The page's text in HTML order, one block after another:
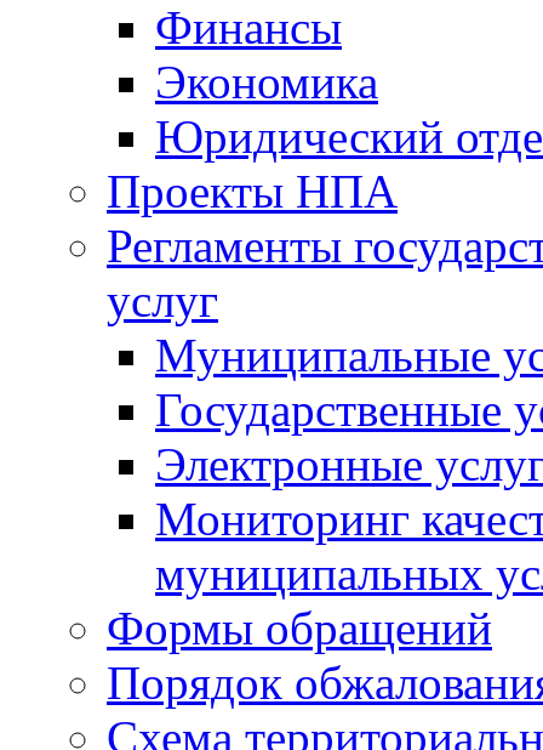
Финансы
Экономика
Юридический
Проекты НПА
Регламенты
услуг
Муниципальные
Государственные
Электронные
Мониторинг
муниципальных
Формы обращений
Порядок
Схема